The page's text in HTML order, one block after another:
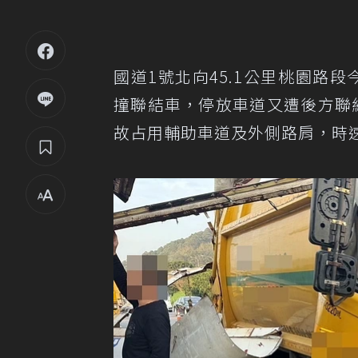
國道1號北向45.1公里桃園路段
撞聯結車，停放車道又遭後方
故占用輔助車道及外側路肩，